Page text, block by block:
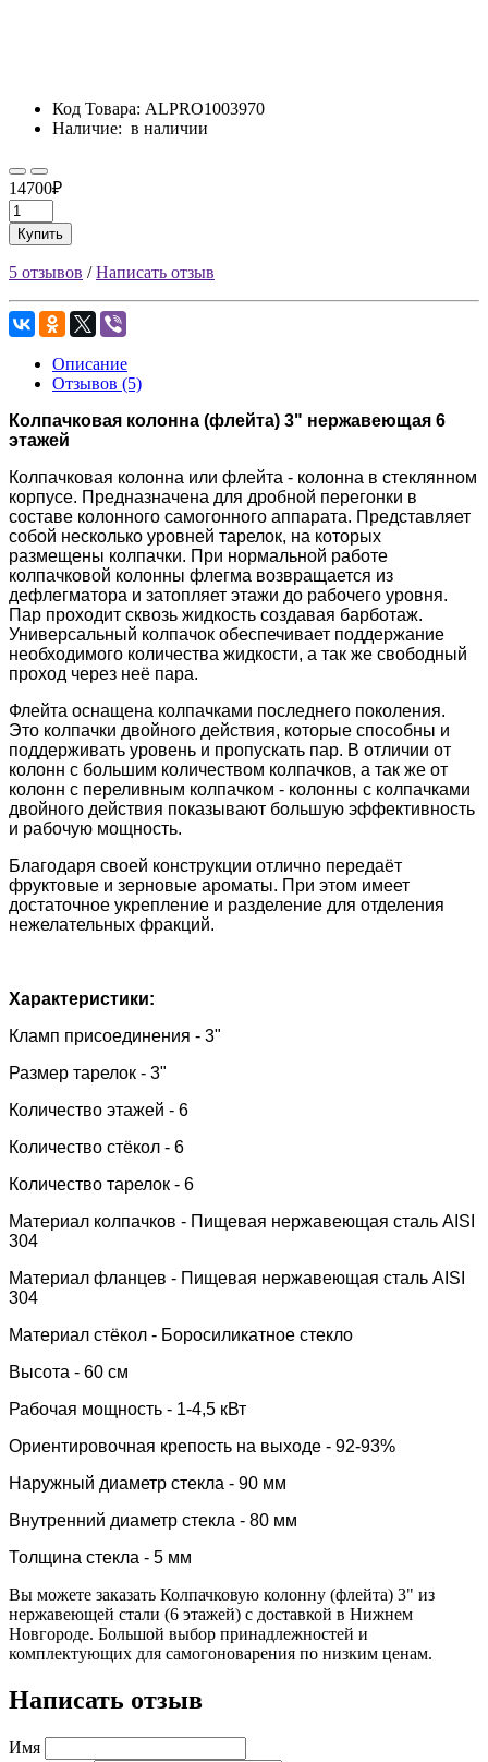
Код Товара: ALPRO1003970
Наличие: в наличии
14700₽
Купить
5 отзывов /Написать отзыв
Описание
Отзывов (5)
Колпачковая колонна (флейта) 3" нержавеющая 6
этажей
Колпачковая колонна или флейта - колонна в стеклянном
корпусе. Предназначена для дробной перегонки в
составе колонного самогонного аппарата. Представляет
собой несколько уровней тарелок, на которых
размещены колпачки. При нормальной работе
колпачковой колонны флегма возвращается из
дефлегматора и затопляет этажи до рабочего уровня.
Пар проходит сквозь жидкость создавая барботаж.
Универсальный колпачок обеспечивает поддержание
необходимого количества жидкости, а так же свободный
проход через неё пара.
Флейта оснащена колпачками последнего поколения.
Это колпачки двойного действия, которые способны и
поддерживать уровень и пропускать пар. В отличии от
колонн с большим количеством колпачков, а так же от
колонн с переливным колпачком - колонны с колпачками
двойного действия показывают большую эффективность
и рабочую мощность.
Благодаря своей конструкции отлично передаёт
фруктовые и зерновые ароматы. При этом имеет
достаточное укрепление и разделение для отделения
нежелательных фракций.
Характеристики:
Кламп присоединения - 3"
Размер тарелок - 3"
Количество этажей - 6
Количество стёкол - 6
Количество тарелок - 6
Материал колпачков - Пищевая нержавеющая сталь AISI
304
Материал фланцев - Пищевая нержавеющая сталь AISI
304
Материал стёкол - Боросиликатное стекло
Высота - 60 см
Рабочая мощность - 1-4,5 кВт
Ориентировочная крепость на выходе - 92-93%
Наружный диаметр стекла - 90 мм
Внутренний диаметр стекла - 80 мм
Толщина стекла - 5 мм
Вы можете заказать Колпачковую колонну (флейта) 3" из
нержавеющей стали (6 этажей) с доставкой в Нижнем
Новгороде. Большой выбор принадлежностей и
комплектующих для самогоноварения по низким ценам.
Написать отзыв
Имя